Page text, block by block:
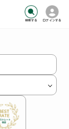
検索する ログインする